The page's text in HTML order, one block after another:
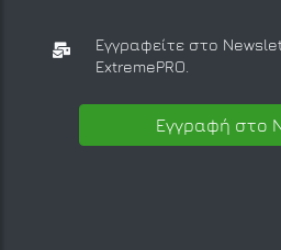
Εγγραφείτε στο
ExtremePRO.
Εγγραφή στο